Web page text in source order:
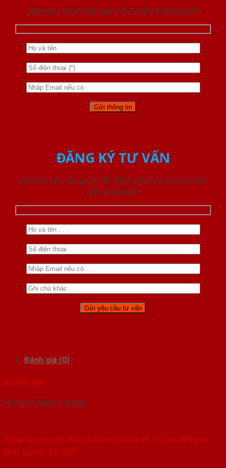
Đăng ký nhận báo giá mới nhất từ chúng tôi
ĐĂNG KÝ TƯ VẤN
Liên hệ với chúng tôi để nhận được tư vấn chi tiết
về sản phẩm
Đánh giá (0)
Đánh giá
Chưa có đánh giá nào.
Hãy là người đầu tiên nhận xét “Cửa Nhựa
Đài Loan YK 26”